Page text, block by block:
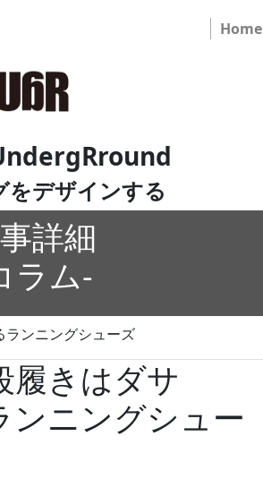
をデザインする
Home
詳細
ラム-
ランニングシューズ
履きはダサ
ンニングシュー